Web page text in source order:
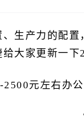
生产力的配
大家更新一下